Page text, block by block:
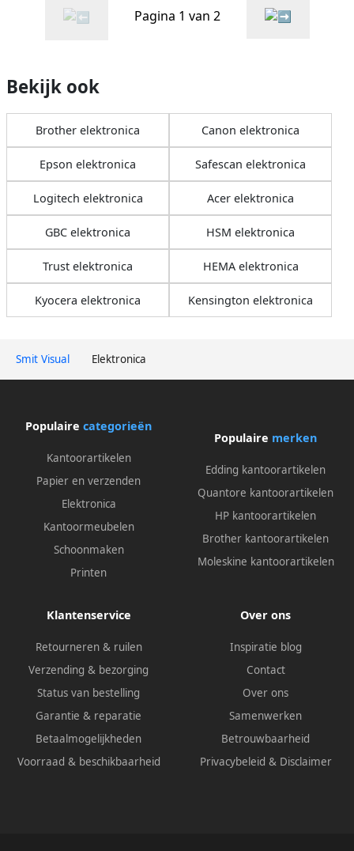
Smit Visual Elektronica
Pagina 1 van 2
Bekijk ook
Brother elektronica Canon elektronica
Epson elektronica Safescan elektronica
Logitech elektronica Acer elektronica
GBC elektronica HSM elektronica
Trust elektronica HEMA elektronica
Kyocera elektronica Kensington elektronica
Populaire categorieën
Kantoorartikelen
Papier en verzenden
Elektronica
Kantoormeubelen
Schoonmaken
Printen
Populaire merken
Edding kantoorartikelen
Quantore kantoorartikelen
HP kantoorartikelen
Brother kantoorartikelen
Moleskine kantoorartikelen
Klantenservice
Retourneren & ruilen
Verzending & bezorging
Status van bestelling
Garantie & reparatie
Betaalmogelijkheden
Voorraad & beschikbaarheid
Over ons
Inspiratie blog
Contact
Over ons
Samenwerken
Betrouwbaarheid
Privacybeleid & Disclaimer